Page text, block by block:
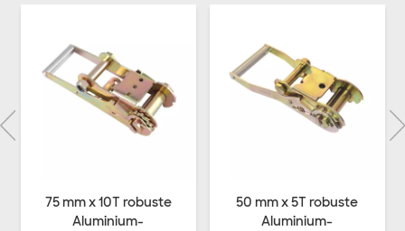
75 mm x 10T robuste
Aluminium-
50 mm x 5T robuste
Aluminium-